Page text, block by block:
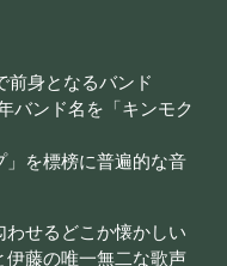
前身となるバンド
バンド名を「キンモク
」を標榜に普遍的な音
せるどこか懐かしい
伊藤の唯一無二な歌声